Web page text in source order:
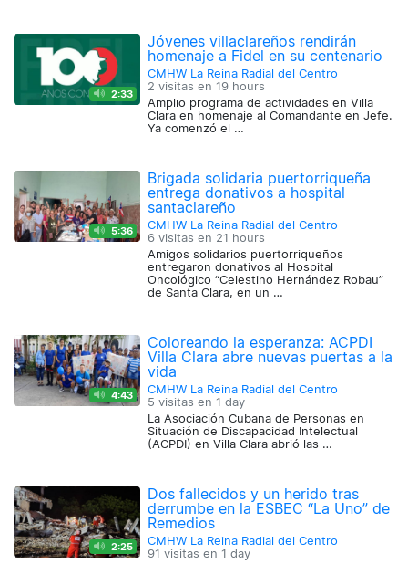
2:33
Jóvenes villaclareños rendirán
homenaje a Fidel en su centenario
CMHW La Reina Radial del Centro
2 visitas en 19 hours
Amplio programa de actividades en Villa
Clara en homenaje al Comandante en Jefe.
Ya comenzó el …
5:36
Brigada solidaria puertorriqueña
entrega donativos a hospital
santaclareño
CMHW La Reina Radial del Centro
6 visitas en 21 hours
Amigos solidarios puertorriqueños
entregaron donativos al Hospital
Oncológico “Celestino Hernández Robau”
de Santa Clara, en un …
4:43
Coloreando la esperanza: ACPDI
Villa Clara abre nuevas puertas a la
vida
CMHW La Reina Radial del Centro
5 visitas en 1 day
La Asociación Cubana de Personas en
Situación de Discapacidad Intelectual
(ACPDI) en Villa Clara abrió las …
2:25
Dos fallecidos y un herido tras
derrumbe en la ESBEC “La Uno” de
Remedios
CMHW La Reina Radial del Centro
91 visitas en 1 day